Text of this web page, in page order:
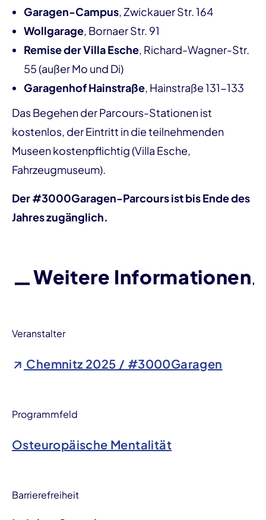
Garagen-Campus , Zwickauer Str. 164
Wollgarage , Bornaer Str. 91
Remise der Villa Esche , Richard-Wagner-Str.
55 (außer Mo und Di)
Garagenhof Hainstraße , Hainstraße 131-133
Das Begehen der Parcours-Stationen ist
kostenlos, der Eintritt in die teilnehmenden
Museen kostenpflichtig (Villa Esche,
Fahrzeugmuseum).
Der #3000Garagen-Parcours ist bis Ende des
Jahres zugänglich.
Weitere Informationen
Veranstalter
Chemnitz 2025 / #3000Garagen
Programmfeld
Osteuropäische Mentalität
Barrierefreiheit